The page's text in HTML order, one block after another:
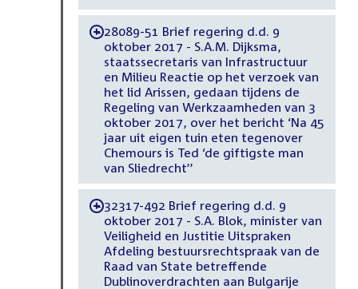
-28089-51 Brief regering d.d. 9
oktober 2017 - S.A.M. Dijksma,
staatssecretaris van Infrastructuur
en Milieu Reactie op het verzoek van
het lid Arissen, gedaan tijdens de
Regeling van Werkzaamheden van 3
oktober 2017, over het bericht ‘Na 45
jaar uit eigen tuin eten tegenover
Chemours is Ted ‘de giftigste man
van Sliedrecht’’
-32317-492 Brief regering d.d. 9
oktober 2017 - S.A. Blok, minister van
Veiligheid en Justitie Uitspraken
Afdeling bestuursrechtspraak van de
Raad van State betreffende
Dublinoverdrachten aan Bulgarije